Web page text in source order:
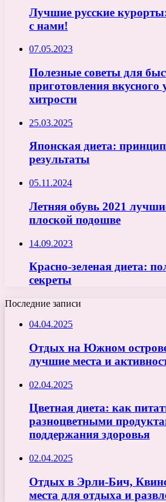
Лучшие русские
с нами!
07.05.2023
Полезные советы для
приготовления
хитрости
25.03.2025
Японская диета:
результаты
05.11.2024
Летняя обувь 2021
плоской подошве
14.09.2023
Красно-зеленая диета:
секреты
Последние записи
04.04.2025
Отдых на Южном
лучшие места и
02.04.2025
Цветная диета: как
разноцветными
поддержания здоровья
02.04.2025
Отдых в Эрли-Бич,
места для отдыха и